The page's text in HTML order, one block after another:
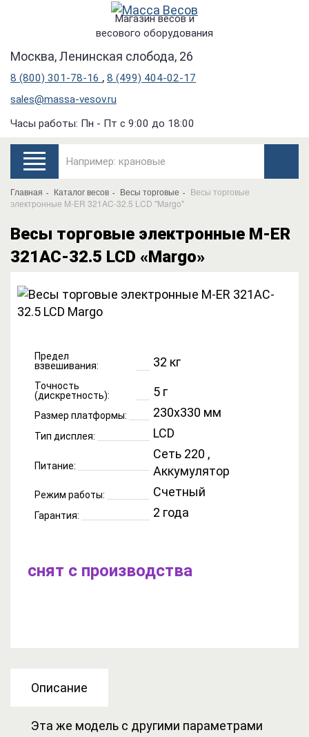
Магазин весов и
весового оборудования
Москва, Ленинская слобода, 26
8 (800) 301-78-16 , 8 (499) 404-02-17
sales@massa-vesov.ru
Часы работы: Пн - Пт с 9:00 до 18:00
Главная Каталог весов Весы торговые
Весы торговые
электронные M-ER 321AC-32.5 LCD "Margo"
Весы торговые электронные M-ER
321AC-32.5 LCD «Margo»
Предел
взвешивания:
32 кг
Точность
(дискретность):
5 г
Размер платформы: 230x330 мм
Тип дисплея: LCD
Питание:
Сеть 220 ,
Аккумулятор
Режим работы: Счетный
Гарантия: 2 года
снят с производства
Описание
Эта же модель с другими параметрами